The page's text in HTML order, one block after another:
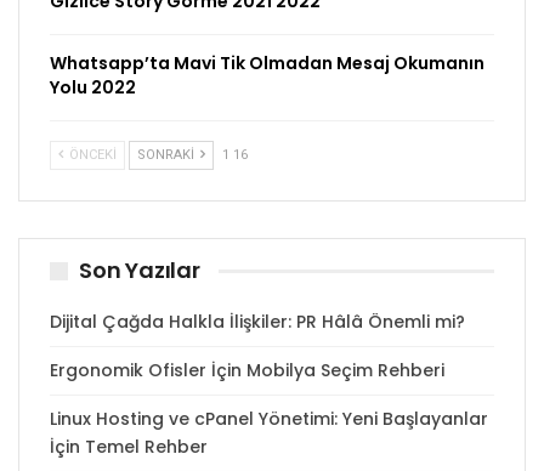
Whatsapp’ta Mavi Tik Olmadan Mesaj Okumanın
Yolu 2022
ÖNCEKI SONRAKI 1 16
Son Yazılar
Dijital Çağda Halkla İlişkiler: PR Hâlâ Önemli mi?
Ergonomik Ofisler İçin Mobilya Seçim Rehberi
Linux Hosting ve cPanel Yönetimi: Yeni Başlayanlar
İçin Temel Rehber